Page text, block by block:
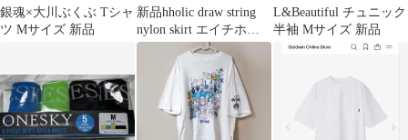
銀魂×大川ぶくぶ Tシャ
ツ Mサイズ 新品
新品hholic draw string
nylon skirt エイチホリ
ック
L&Beautiful チュニック
半袖 Mサイズ 新品